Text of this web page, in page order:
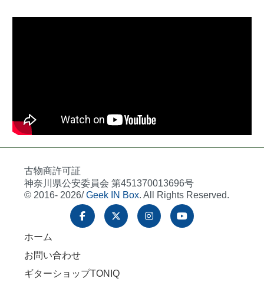
古物商許可証
神奈川県公安委員会 第451370013696号
© 2016- 2026/Geek IN Box. All Rights Reserved.
ホーム
お問い合わせ
ギターショップTONIQ